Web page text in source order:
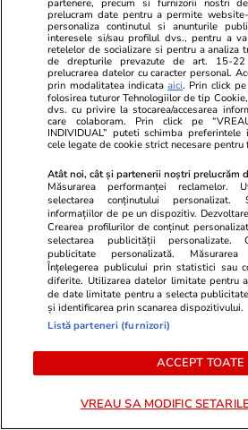
Știri România
Dunărea secată: armata va
stânca Pârjoaia și ar putea
70 de metri încărcate cu
cursul apei
Știri România
Rezultatele loto din 2
câștigătoare extrase duminică
partenere, precum si furnizorii nostri
prelucram date pentru a permite
personaliza continutul si anunturile
interesele si/sau profilul dvs., pentru a
retelelor de socializare si pentru a analiza
de drepturile prevazute de art. 15-
prelucrarea datelor cu caracter personal.
prin modalitatea indicataaici. Prin click pe
folosirea tuturor Tehnologiilor de tip
dvs. cu privire la stocarea/accesarea
care colaboram. Prin click pe
INDIVIDUAL” puteti schimba
cele legate de cookie strict necesare
Atât noi, cât și partenerii noștri prelucrăm
Măsurarea performanței reclamelor.
selectarea conținutului personalizat.
informațiilor de pe un dispozitiv.
Crearea profilurilor de conținut
selectarea publicității personalizate.
publicitate personalizată. Măsurarea
Înțelegerea publicului prin statistici sau
diferite. Utilizarea datelor limitate pentru
de date limitate pentru a selecta
și identificarea prin scanarea dispozitivului.
Listă parteneri (furnizori)
ACCEPT TOATE
VREAU SA MODIFIC